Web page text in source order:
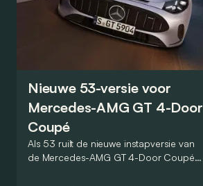
Nieuwe 53-versie voor
Mercedes-AMG GT 4-Door
Coupé
Als 53 ruilt de nieuwe instapversie van
de Mercedes-AMG GT 4-Door Coupé